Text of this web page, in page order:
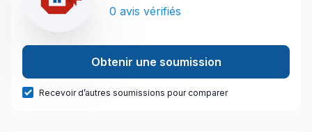
0 avis vérifiés
Obtenir une soumission
Recevoir d’autres soumissions pour comparer